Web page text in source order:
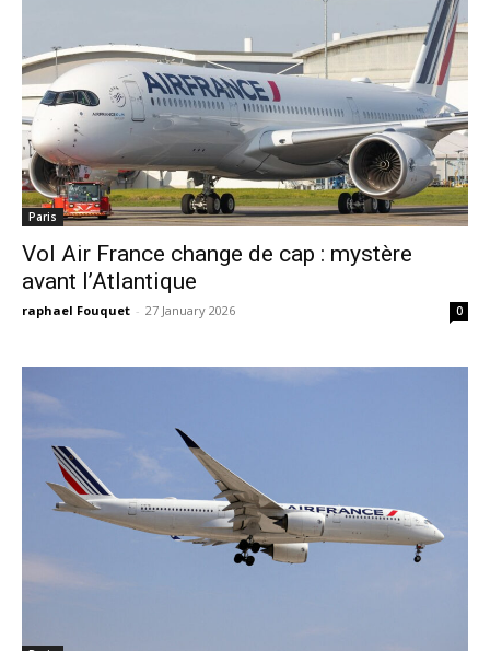
Paris
Vol Air France change de cap : mystère
avant l’Atlantique
raphael Fouquet - 27 January 2026 0